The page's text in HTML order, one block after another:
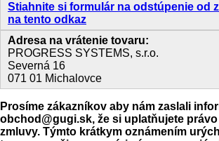
Stiahnite si formulár na odstúpenie od
na tento odkaz
Adresa na vrátenie tovaru:
PROGRESS SYSTEMS, s.r.o.
Severná 16
071 01 Michalovce
Prosíme zákazníkov aby nám zaslali
obchod@gugi.sk, že si uplatňujete
zmluvy. Týmto krátkym oznámením